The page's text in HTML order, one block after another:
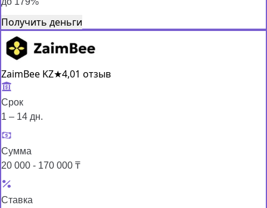
Получить деньги
ZaimBee KZ★4,01 отзыв
Срок
1 – 14 дн.
Сумма
20 000 - 170 000 ₸
Ставка